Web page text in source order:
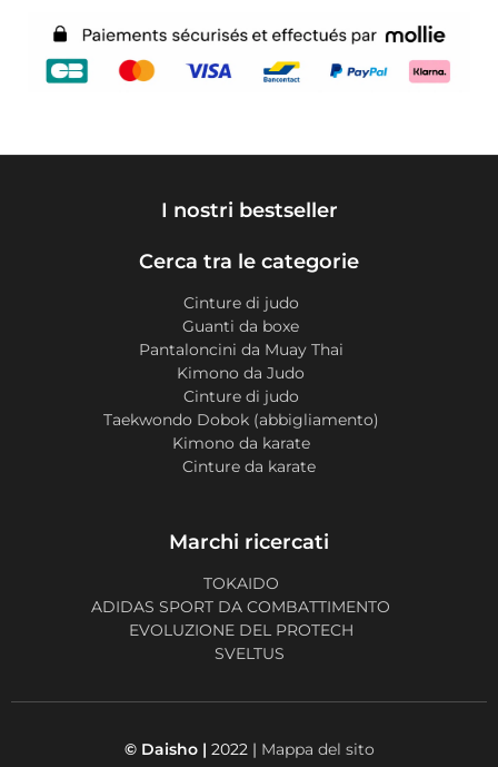
I nostri bestseller
Cerca tra le categorie
Cinture di judo
Guanti da boxe
Pantaloncini da Muay Thai
Kimono da Judo
Cinture di judo
Taekwondo Dobok (abbigliamento)
Kimono da karate
Cinture da karate
Marchi ricercati
TOKAIDO
ADIDAS SPORT DA COMBATTIMENTO
EVOLUZIONE DEL PROTECH
SVELTUS
© Daisho | 2022 | Mappa del sito